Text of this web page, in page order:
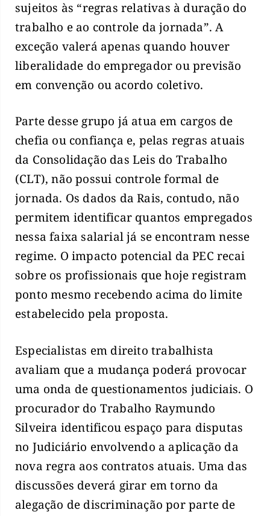
sujeitos às “regras relativas à duração do
trabalho e ao controle da jornada”. A
exceção valerá apenas quando houver
liberalidade do empregador ou previsão
em convenção ou acordo coletivo.
Parte desse grupo já atua em cargos de
chefia ou confiança e, pelas regras atuais
da Consolidação das Leis do Trabalho
(CLT), não possui controle formal de
jornada. Os dados da Rais, contudo, não
permitem identificar quantos empregados
nessa faixa salarial já se encontram nesse
regime. O impacto potencial da PEC recai
sobre os profissionais que hoje registram
ponto mesmo recebendo acima do limite
estabelecido pela proposta.
Especialistas em direito trabalhista
avaliam que a mudança poderá provocar
uma onda de questionamentos judiciais. O
procurador do Trabalho Raymundo
Silveira identificou espaço para disputas
no Judiciário envolvendo a aplicação da
nova regra aos contratos atuais. Uma das
discussões deverá girar em torno da
alegação de discriminação por parte de